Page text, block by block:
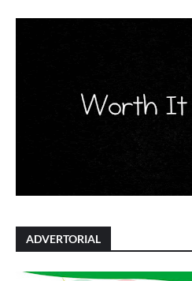
ADVERTORIAL